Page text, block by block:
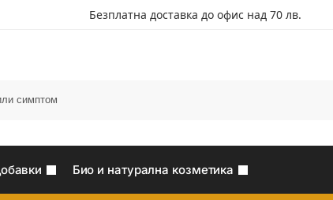
Безплатна доставка до офис над 70 лв.
Био и натурална козметика